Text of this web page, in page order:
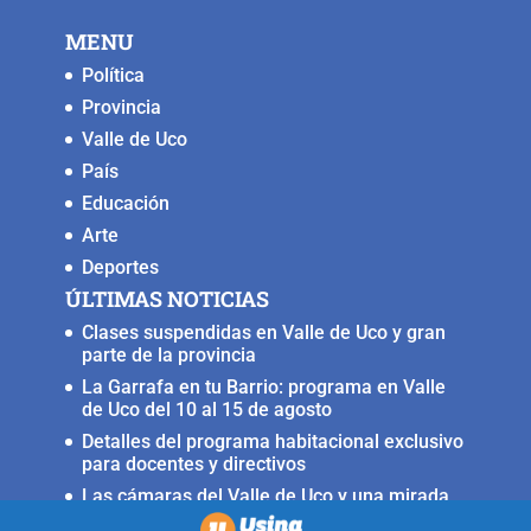
MENU
Política
Provincia
Valle de Uco
País
Educación
Arte
Deportes
ÚLTIMAS NOTICIAS
Clases suspendidas en Valle de Uco y gran
parte de la provincia
La Garrafa en tu Barrio: programa en Valle
de Uco del 10 al 15 de agosto
Detalles del programa habitacional exclusivo
para docentes y directivos
Las cámaras del Valle de Uco y una mirada
crítica sobre la crisis con Brasil